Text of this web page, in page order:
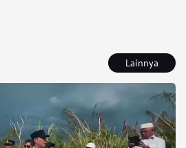
Lainnya